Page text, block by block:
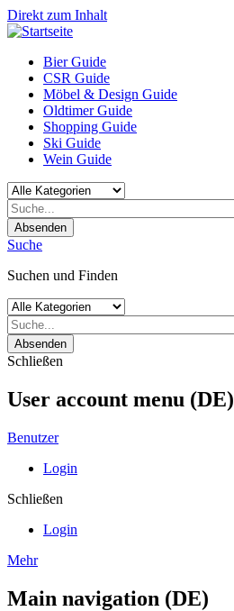
Direkt zum Inhalt
Bier Guide
CSR Guide
Möbel & Design Guide
Oldtimer Guide
Shopping Guide
Ski Guide
Wein Guide
Absenden
Suche
Suchen und Finden
Absenden
Schließen
User account menu (DE)
Benutzer
Login
Schließen
Login
Mehr
Main navigation (DE)